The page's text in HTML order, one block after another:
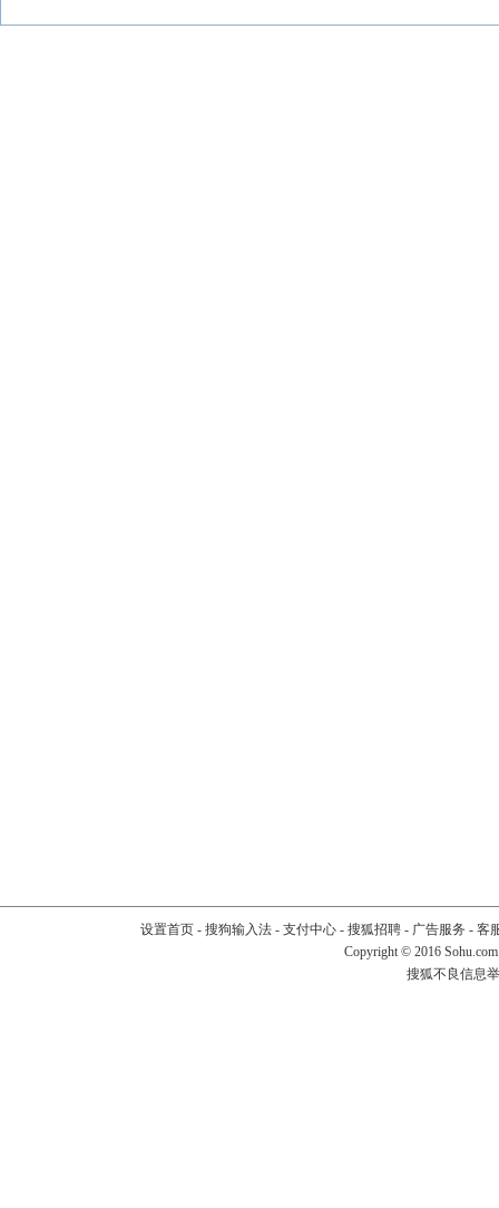
设置首页- 搜狗输入法- 支付中心- 搜狐招聘- 广告服务 - 客
Copyright © 2016
搜狐不良信息